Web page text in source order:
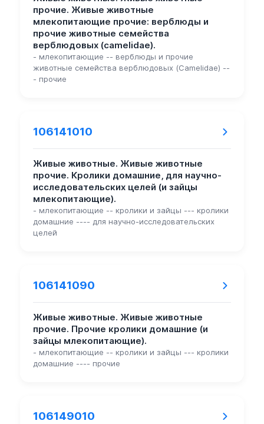
прочие. Живые животные
млекопитающие прочие: верблюды и
прочие животные семейства
верблюдовых (camelidae).
- млекопитающие -- верблюды и прочие
животные семейства верблюдовых (Camelidae) --
- прочие
106141010
Живые животные. Живые животные
прочие. Кролики домашние, для научно-
исследовательских целей (и зайцы
млекопитающие).
- млекопитающие -- кролики и зайцы --- кролики
домашние ---- для научно-исследовательских
целей
106141090
Живые животные. Живые животные
прочие. Прочие кролики домашние (и
зайцы млекопитающие).
- млекопитающие -- кролики и зайцы --- кролики
домашние ---- прочие
106149010